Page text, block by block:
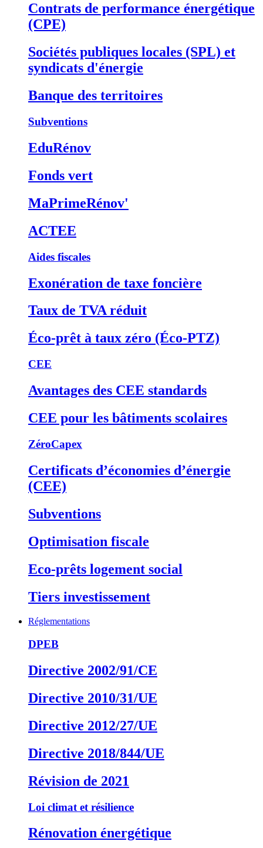
Contrats de performance énergétique
(CPE)
Sociétés publiques locales (SPL) et
syndicats d'énergie
Banque des territoires
Subventions
EduRénov
Fonds vert
MaPrimeRénov'
ACTEE
Aides fiscales
Exonération de taxe foncière
Taux de TVA réduit
Éco-prêt à taux zéro (Éco-PTZ)
CEE
Avantages des CEE standards
CEE pour les bâtiments scolaires
ZéroCapex
Certificats d’économies d’énergie
(CEE)
Subventions
Optimisation fiscale
Eco-prêts logement social
Tiers investissement
Réglementations
DPEB
Directive 2002/91/CE
Directive 2010/31/UE
Directive 2012/27/UE
Directive 2018/844/UE
Révision de 2021
Loi climat et résilience
Rénovation énergétique